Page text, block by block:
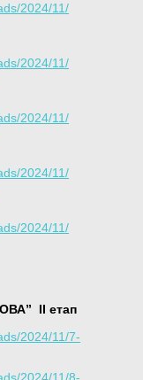
2024/11/
2024/11/
2024/11/
2024/11/
2024/11/
ІІ етап
2024/11/7-
2024/11/8-